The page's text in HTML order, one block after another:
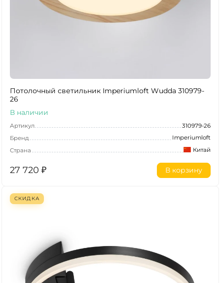
Потолочный светильник Imperiumloft Wudda 310979-
26
В наличии
Артикул
310979-26
Бренд
Imperiumloft
Страна
Китай
27 720 ₽ В корзину
СКИДКА